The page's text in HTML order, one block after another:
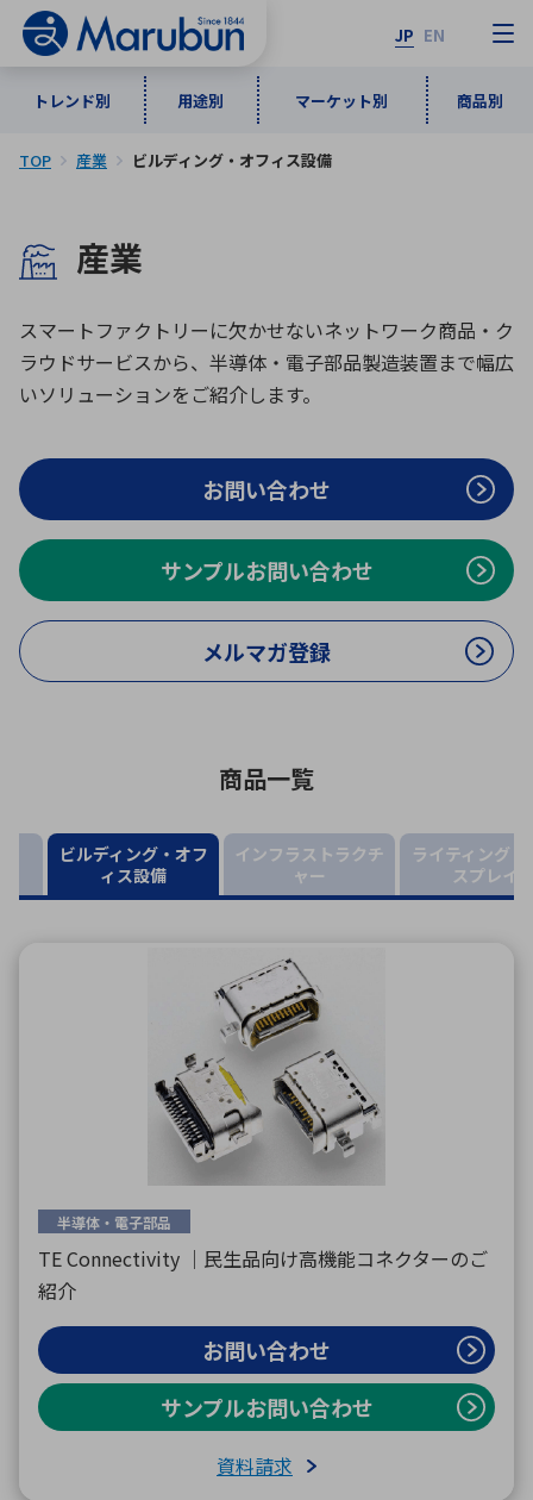
JP EN
トレンド別 用途別 マーケット別 商品別
トレンド別
5G・Local 5G
ワイヤレス給電
ロボティクス（AI）
データセンタ・クラウド
ブログ｜ここから始まる最新技術
用途別
監視・セキュリティ
計測・検出
品質管理・検査
接着・接合
レーダ・衛星通信
シミュレーター
環境構築・開発システム
マーケット別
商品別
レーザー・光学部品 組込コンピュータ
特定用途向け・その他
メーカ一覧
50音順
あ行 か行 さ行
た行
な行
は行 ま行
や行
わ行
E
F G
H
J K
M
N O
P
TOP 産業 ビルディング・オフィス設備
産業
スマートファクトリーに欠かせないネットワーク商品・ク
ラウドサービスから、半導体・電子部品製造装置まで幅広
いソリューションをご紹介します。
お問い合わせ
サンプルお問い合わせ
メルマガ登録
商品一覧
ビルディング・オフ
ィス設備
インフラストラクチ
ャー
ライティング・
スプレイ
半導体・電子部品
TE Connectivity ｜民生品向け高機能コネクターのご
紹介
お問い合わせ
サンプルお問い合わせ
資料請求